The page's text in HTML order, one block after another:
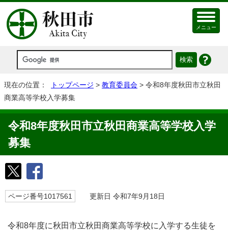
メニュー
現在の位置： トップページ > 教育委員会 > 令和8年度秋田市立秋田
商業高等学校入学募集
令和8年度秋田市立秋田商業高等学校入学
募集
ページ番号1017561 更新日 令和7年9月18日
令和8年度に秋田市立秋田商業高等学校に入学する生徒を